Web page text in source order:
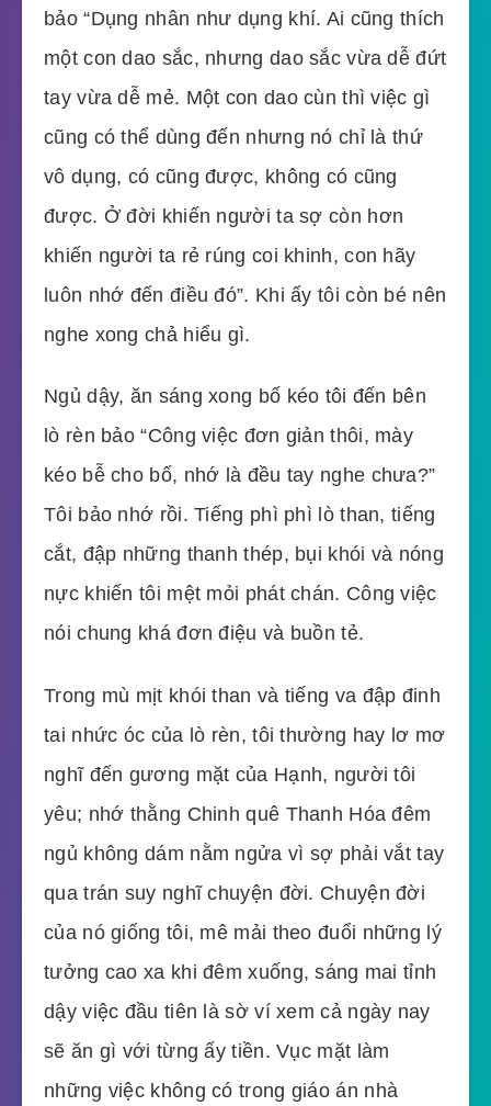
bảo “Dụng nhân như dụng khí. Ai cũng thích
một con dao sắc, nhưng dao sắc vừa dễ đứt
tay vừa dễ mẻ. Một con dao cùn thì việc gì
cũng có thể dùng đến nhưng nó chỉ là thứ
vô dụng, có cũng được, không có cũng
được. Ở đời khiến người ta sợ còn hơn
khiến người ta rẻ rúng coi khinh, con hãy
luôn nhớ đến điều đó”. Khi ấy tôi còn bé nên
nghe xong chả hiểu gì.
Ngủ dậy, ăn sáng xong bố kéo tôi đến bên
lò rèn bảo “Công việc đơn giản thôi, mày
kéo bễ cho bố, nhớ là đều tay nghe chưa?”
Tôi bảo nhớ rồi. Tiếng phì phì lò than, tiếng
cắt, đập những thanh thép, bụi khói và nóng
nực khiến tôi mệt mỏi phát chán. Công việc
nói chung khá đơn điệu và buồn tẻ.
Trong mù mịt khói than và tiếng va đập đinh
tai nhức óc của lò rèn, tôi thường hay lơ mơ
nghĩ đến gương mặt của Hạnh, người tôi
yêu; nhớ thằng Chinh quê Thanh Hóa đêm
ngủ không dám nằm ngửa vì sợ phải vắt tay
qua trán suy nghĩ chuyện đời. Chuyện đời
của nó giống tôi, mê mải theo đuổi những lý
tưởng cao xa khi đêm xuống, sáng mai tỉnh
dậy việc đầu tiên là sờ ví xem cả ngày nay
sẽ ăn gì với từng ấy tiền. Vục mặt làm
những việc không có trong giáo án nhà